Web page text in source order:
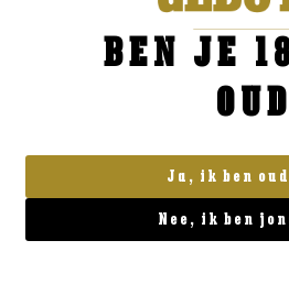
BESTELLEN
BEN JE
Ja, ik ben
Nee, ik ben